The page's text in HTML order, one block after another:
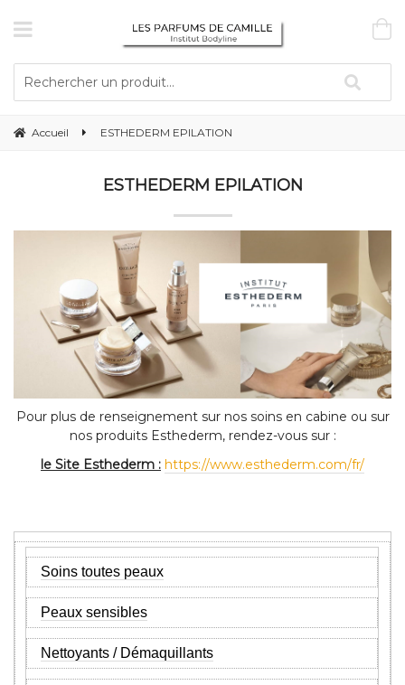
Accueil ESTHEDERM EPILATION
ESTHEDERM EPILATION
Pour plus de renseignement sur nos soins en cabine ou sur
nos produits Esthederm, rendez-vous sur :
le Site Esthederm : https://www.esthederm.com/fr/
Soins toutes peaux
Peaux sensibles
Nettoyants / Démaquillants